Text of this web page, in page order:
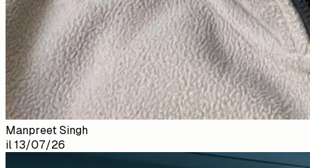
Manpreet Singh
il 13/07/26